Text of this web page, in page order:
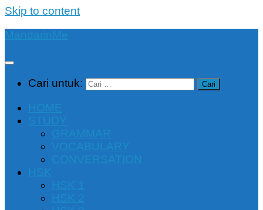
Skip to content
MandarinMe
Cari untuk:
HOME
STUDY
GRAMMAR
VOCABULARY
CONVERSATION
HSK
HSK 1
HSK 2